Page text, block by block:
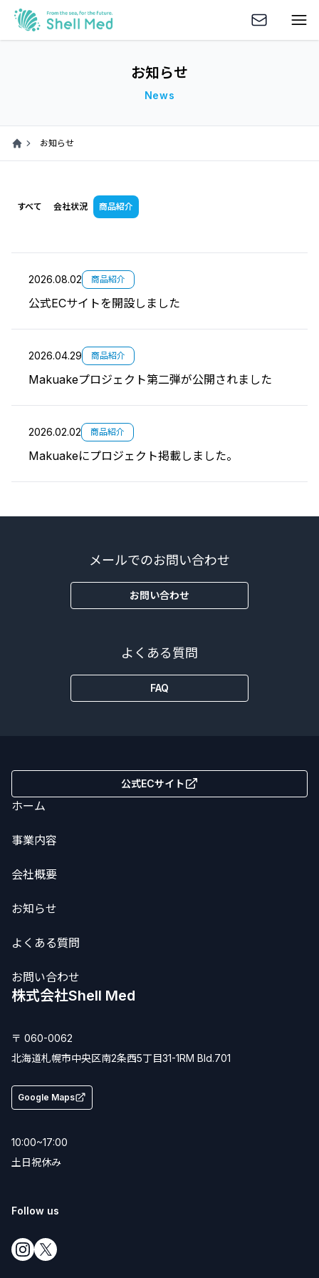
お知らせ
News
Home
お知らせ
すべて 会社状況 商品紹介
2026.08.02 商品紹介
公式ECサイトを開設しました
2026.04.29 商品紹介
Makuakeプロジェクト第二弾が公開されました
2026.02.02 商品紹介
Makuakeにプロジェクト掲載しました。
メールでのお問い合わせ
お問い合わせ
よくある質問
FAQ
公式ECサイト
ホーム
事業内容
会社概要
お知らせ
よくある質問
お問い合わせ
株式会社Shell Med
〒 060-0062
北海道札幌市中央区南2条西5丁目31-1RM Bld.701
Google Maps
10:00~17:00
土日祝休み
Follow us